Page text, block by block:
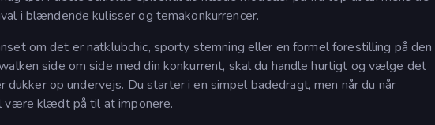
i blændende kulisser og temakonkurrencer.
om det er natklubchic, sporty stemning eller en formel forestilling på den
side om side med din konkurrent, skal du handle hurtigt og vælge det
op undervejs. Du starter i en simpel badedragt, men når du når
være klædt på til at imponere.